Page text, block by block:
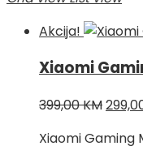
Akcija!
Xiaomi
399,00KM
Xiaomi Gaming